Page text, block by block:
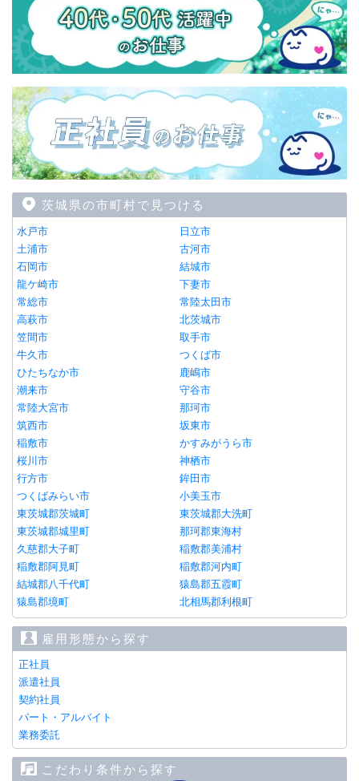
茨城県の市町村で見つける
水戸市
日立市
土浦市
古河市
石岡市
結城市
龍ケ崎市
下妻市
常総市
常陸太田市
高萩市
北茨城市
笠間市
取手市
牛久市
つくば市
ひたちなか市
鹿嶋市
潮来市
守谷市
常陸大宮市
那珂市
筑西市
坂東市
稲敷市
かすみがうら市
桜川市
神栖市
行方市
鉾田市
つくばみらい市
小美玉市
東茨城郡茨城町
東茨城郡大洗町
東茨城郡城里町
那珂郡東海村
久慈郡大子町
稲敷郡美浦村
稲敷郡阿見町
稲敷郡河内町
結城郡八千代町
猿島郡五霞町
猿島郡境町
北相馬郡利根町
雇用形態から探す
正社員
派遣社員
契約社員
パート・アルバイト
業務委託
こだわり条件から探す